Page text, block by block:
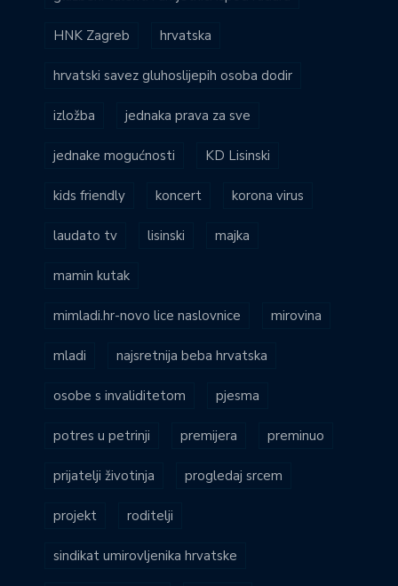
HNK Zagreb hrvatska
hrvatski savez gluhoslijepih osoba dodir
izložba jednaka prava za sve
jednake mogućnosti KD Lisinski
kids friendly koncert korona virus
laudato tv lisinski majka
mamin kutak
mimladi.hr-novo lice naslovnice mirovina
mladi najsretnija beba hrvatska
osobe s invaliditetom pjesma
potres u petrinji premijera preminuo
prijatelji životinja progledaj srcem
projekt roditelji
sindikat umirovljenika hrvatske